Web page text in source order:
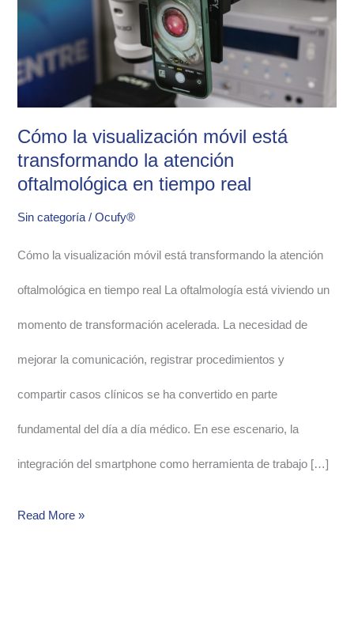
Cómo la visualización móvil está
transformando la atención
oftalmológica en tiempo real
Sin categoría /Ocufy®
Cómo la visualización móvil está transformando la atención
oftalmológica en tiempo real La oftalmología está viviendo un
momento de transformación acelerada. La necesidad de
mejorar la comunicación, registrar procedimientos y
compartir casos clínicos se ha convertido en parte
fundamental del día a día médico. En ese escenario, la
integración del smartphone como herramienta de trabajo […]
está
transformando
atención
oftalmológica
en
tiempo
real
Read More »